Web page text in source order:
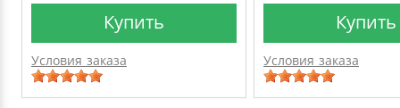
Купить
Условия заказа
Купить
Условия заказа